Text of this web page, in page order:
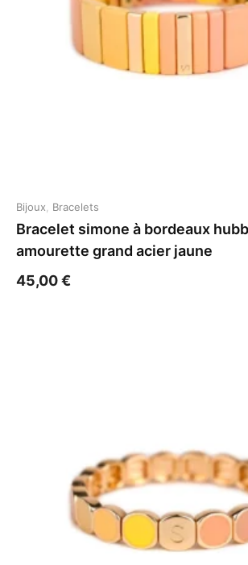
Bijoux Bracelets
Bracelet simone à bordeaux
amourette grand acier jaune
45,00€